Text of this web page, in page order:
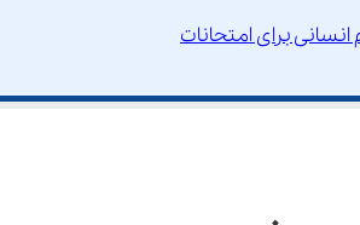
برای امتحانات